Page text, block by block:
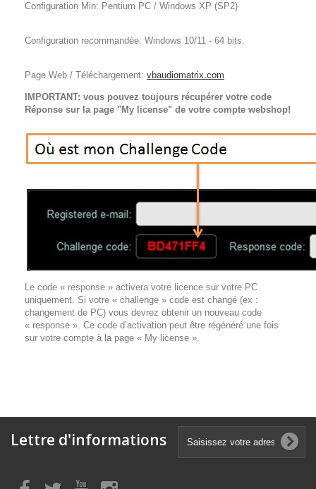
Configuration Min: Pentium PC / Windows XP (SP2)
Configuration recommandée: Windows 10/11 - 64 bits.
Page Web / Téléchargement: vbaudiomatrix.com
IMPORTANT: vous pouvez toujours récupérer votre code
Réponse sur la page "My license" de votre compte webshop!
Le code « response » activera votre licence sur votre PC
uniquement. Si votre « challenge » code est changé (ex :
changement de PC) vous devrez obtenir un nouveau code
« response ». Ce code d’activation peut être régénéré une fois
sur votre compte à la page « My license ».
Lettre d'informations